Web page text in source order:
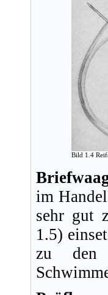
Bild 1.4
im
sehr gut
1.5)
zu den